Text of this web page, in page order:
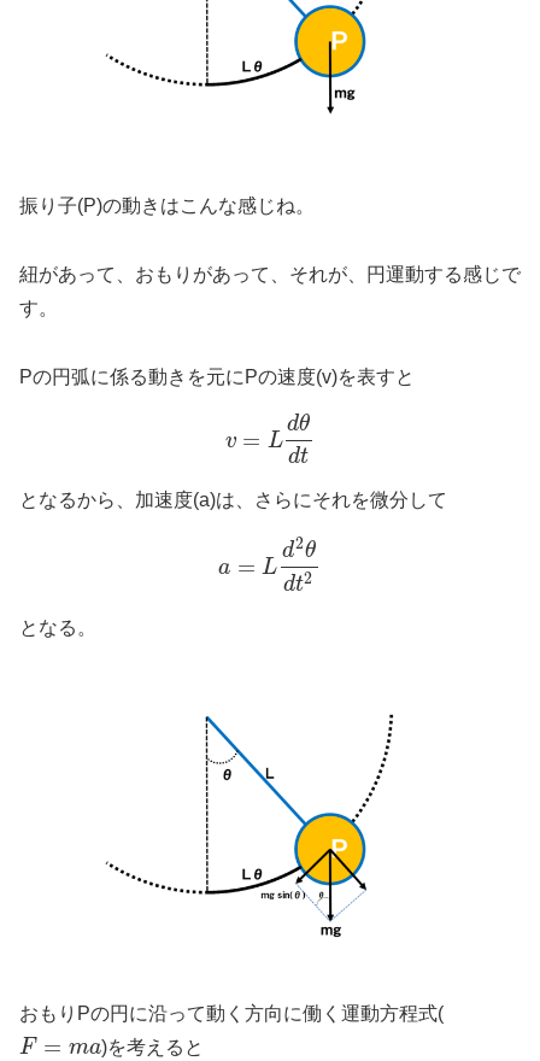
振り子(P)の動きはこんな感じね。
紐があって、おもりがあって、それが、円運動する感じで
す。
Pの円弧に係る動きを元にPの速度(v)を表すと
v = L
dθ
dt
となるから、加速度(a)は、さらにそれを微分して
a = L
d2θ
dt2
となる。
おもりPの円に沿って動く方向に働く運動方程式(
F = ma)を考えると